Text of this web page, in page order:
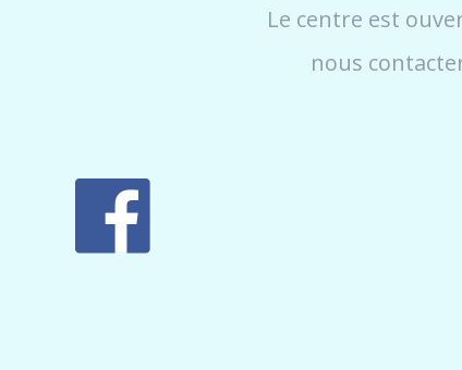
Le centre est
nous